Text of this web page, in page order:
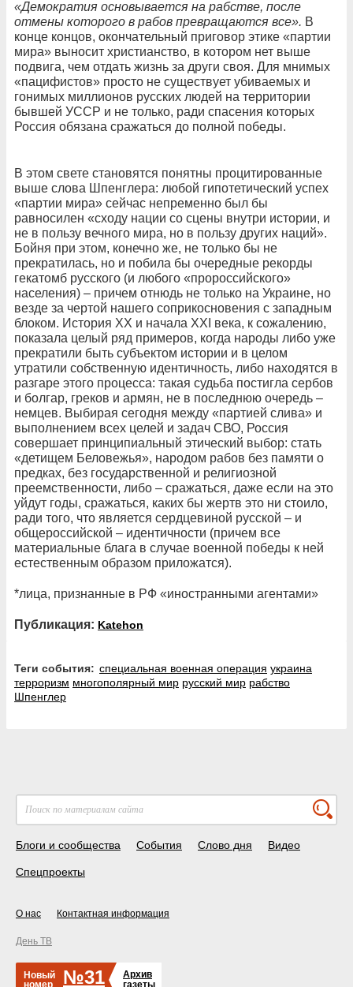
«Демократия основывается на рабстве, после
отмены которого в рабов превращаются все». В
конце концов, окончательный приговор этике «партии
мира» выносит христианство, в котором нет выше
подвига, чем отдать жизнь за други своя. Для мнимых
«пацифистов» просто не существует убиваемых и
гонимых миллионов русских людей на территории
бывшей УССР и не только, ради спасения которых
Россия обязана сражаться до полной победы.
В этом свете становятся понятны процитированные
выше слова Шпенглера: любой гипотетический успех
«партии мира» сейчас непременно был бы
равносилен «сходу нации со сцены внутри истории, и
не в пользу вечного мира, но в пользу других наций».
Бойня при этом, конечно же, не только бы не
прекратилась, но и побила бы очередные рекорды
гекатомб русского (и любого «пророссийского»
населения) – причем отнюдь не только на Украине, но
везде за чертой нашего соприкосновения с западным
блоком. История XX и начала XXI века, к сожалению,
показала целый ряд примеров, когда народы либо уже
прекратили быть субъектом истории и в целом
утратили собственную идентичность, либо находятся в
разгаре этого процесса: такая судьба постигла сербов
и болгар, греков и армян, не в последнюю очередь –
немцев. Выбирая сегодня между «партией слива» и
выполнением всех целей и задач СВО, Россия
совершает принципиальный этический выбор: стать
«детищем Беловежья», народом рабов без памяти о
предках, без государственной и религиозной
преемственности, либо – сражаться, даже если на это
уйдут годы, сражаться, каких бы жертв это ни стоило,
ради того, что является сердцевиной русской – и
общероссийской – идентичности (причем все
материальные блага в случае военной победы к ней
естественным образом приложатся).
*лица, признанные в РФ «иностранными агентами»
Публикация: Katehon
Теги события: специальная военная операция украина
терроризм многополярный мир русский мир рабство
Шпенглер
Блоги и сообщества События Слово дня Видео
Спецпроекты
О нас Контактная информация
День ТВ
Новый
номер
№31
Архив
газеты